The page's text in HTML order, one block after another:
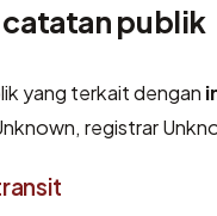
catatan publik
yang terkait dengan
registrar